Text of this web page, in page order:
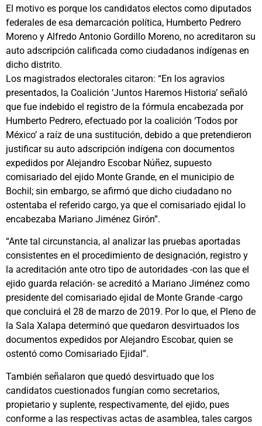
El motivo es porque los candidatos electos como diputados
federales de esa demarcación política, Humberto Pedrero
Moreno y Alfredo Antonio Gordillo Moreno, no acreditaron su
auto adscripción calificada como ciudadanos indígenas en
dicho distrito.
Los magistrados electorales citaron: “En los agravios
presentados, la Coalición ‘Juntos Haremos Historia’ señaló
que fue indebido el registro de la fórmula encabezada por
Humberto Pedrero, efectuado por la coalición ‘Todos por
México’ a raíz de una sustitución, debido a que pretendieron
justificar su auto adscripción indígena con documentos
expedidos por Alejandro Escobar Núñez, supuesto
comisariado del ejido Monte Grande, en el municipio de
Bochil; sin embargo, se afirmó que dicho ciudadano no
ostentaba el referido cargo, ya que el comisariado ejidal lo
encabezaba Mariano Jiménez Girón”.
“Ante tal circunstancia, al analizar las pruebas aportadas
consistentes en el procedimiento de designación, registro y
la acreditación ante otro tipo de autoridades -con las que el
ejido guarda relación- se acreditó a Mariano Jiménez como
presidente del comisariado ejidal de Monte Grande -cargo
que concluirá el 28 de marzo de 2019. Por lo que, el Pleno de
la Sala Xalapa determinó que quedaron desvirtuados los
documentos expedidos por Alejandro Escobar, quien se
ostentó como Comisariado Ejidal”.
También señalaron que quedó desvirtuado que los
candidatos cuestionados fungían como secretarios,
propietario y suplente, respectivamente, del ejido, pues
conforme a las respectivas actas de asamblea, tales cargos